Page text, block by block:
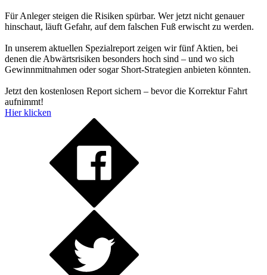
Für Anleger steigen die Risiken spürbar. Wer jetzt nicht genauer
hinschaut, läuft Gefahr, auf dem falschen Fuß erwischt zu werden.
In unserem aktuellen Spezialreport zeigen wir fünf Aktien, bei
denen die Abwärtsrisiken besonders hoch sind – und wo sich
Gewinnmitnahmen oder sogar Short-Strategien anbieten könnten.
Jetzt den kostenlosen Report sichern – bevor die Korrektur Fahrt
aufnimmt!
Hier klicken